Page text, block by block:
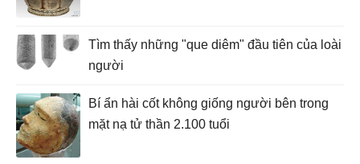
Tìm thấy những "que diêm" đầu tiên của loài
người
Bí ẩn hài cốt không giống người bên trong
mặt nạ tử thần 2.100 tuổi